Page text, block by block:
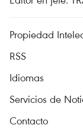
Propiedad
RSS
Idiomas
Servicios de
Contacto